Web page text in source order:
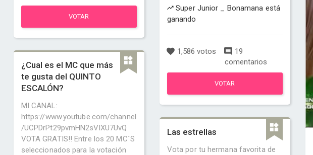
VOTAR
¿Cual es el MC que más
te gusta del QUINTO
ESCALÓN?
MI CANAL:
https://www.youtube.com/channel
/UCPDrPt29pvmHN2sVlXU7UvQ
VOTA GRATIS!! Entre los 20 MC´S
seleccionados para la votación
Super Junior _ Bonamana está
ganando
1,586 votos
19
comentarios
VOTAR
Las estrellas
Vota por tu hermana favorita de